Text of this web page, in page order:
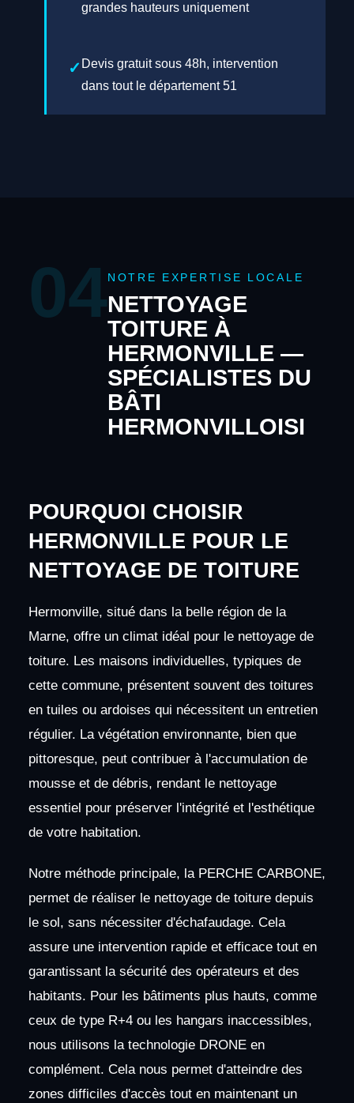
grandes hauteurs uniquement
Devis gratuit sous 48h, intervention
dans tout le département 51
04NOTRE EXPERTISE LOCALE
NETTOYAGE
TOITURE À
HERMONVILLE —
SPÉCIALISTES DU
BÂTI
HERMONVILLOISI
POURQUOI CHOISIR
HERMONVILLE POUR LE
NETTOYAGE DE TOITURE
Hermonville, situé dans la belle région de la
Marne, offre un climat idéal pour le nettoyage de
toiture. Les maisons individuelles, typiques de
cette commune, présentent souvent des toitures
en tuiles ou ardoises qui nécessitent un entretien
régulier. La végétation environnante, bien que
pittoresque, peut contribuer à l'accumulation de
mousse et de débris, rendant le nettoyage
essentiel pour préserver l'intégrité et l'esthétique
de votre habitation.
Notre méthode principale, la PERCHE CARBONE,
permet de réaliser le nettoyage de toiture depuis
le sol, sans nécessiter d'échafaudage. Cela
assure une intervention rapide et efficace tout en
garantissant la sécurité des opérateurs et des
habitants. Pour les bâtiments plus hauts, comme
ceux de type R+4 ou les hangars inaccessibles,
nous utilisons la technologie DRONE en
complément. Cela nous permet d'atteindre des
zones difficiles d'accès tout en maintenant un